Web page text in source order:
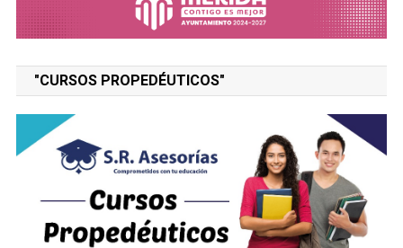
"CURSOS PROPEDÉUTICOS"